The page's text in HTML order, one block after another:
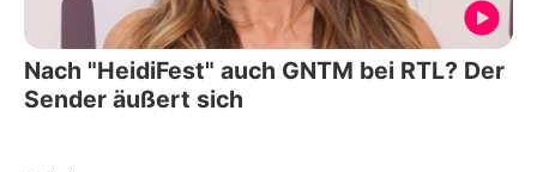
Nach "HeidiFest" auch GNTM bei RTL? Der
Sender äußert sich